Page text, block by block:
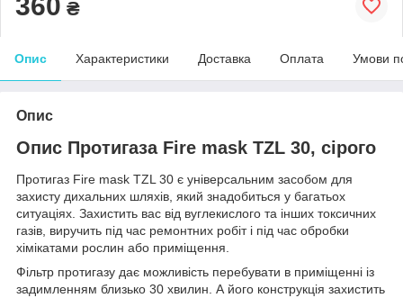
₴
Опис Характеристики Доставка Оплата Умови
Опис
Опис Протигаза Fire mask TZL 30, сірого
Протигаз Fire mask TZL 30 є універсальним засобом для
захисту дихальних шляхів, який знадобиться у багатьох
ситуаціях. Захистить вас від вуглекислого та інших токсичних
газів, виручить під час ремонтних робіт і під час обробки
хімікатами рослин або приміщення.
Фільтр протигазу дає можливість перебувати в приміщенні із
задимленням близько 30 хвилин. А його конструкція захистить